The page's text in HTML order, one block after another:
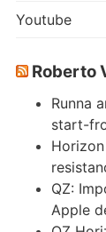
Youtube
Roberto
Runna
start-
QZ:
Apple